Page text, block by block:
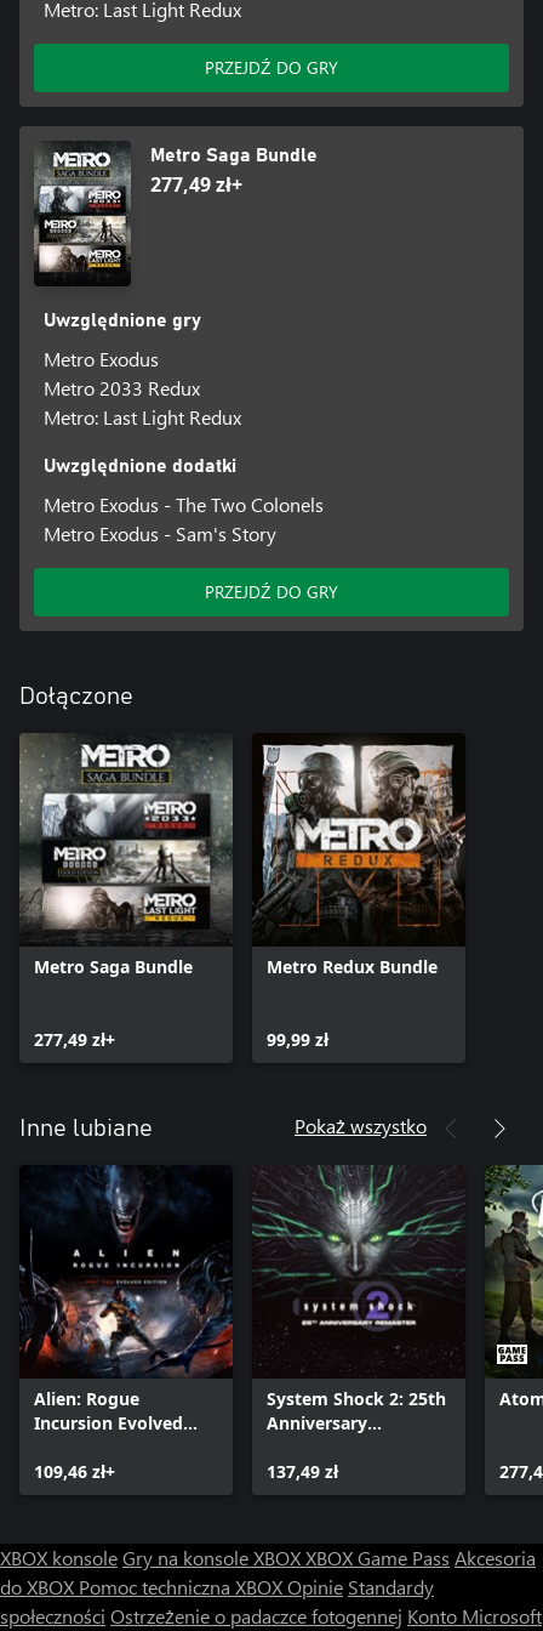
Metro: Last Light Redux
PRZEJDŹ DO GRY
Metro Saga Bundle
277,49 zł+
Uwzględnione gry
Metro Exodus
Metro 2033 Redux
Metro: Last Light Redux
Uwzględnione dodatki
Metro Exodus - The Two Colonels
Metro Exodus - Sam's Story
PRZEJDŹ DO GRY
Dołączone
Metro Saga Bundle
277,49 zł+
Metro Redux Bundle
99,99 zł
Inne lubiane Pokaż wszystko
Alien: Rogue
Incursion Evolved
109,46 zł+
System Shock 2: 25th
Anniversary
137,49 zł
XBOX konsoleGry na konsole XBOXXBOX Game Pass Akcesoria
do XBOX Pomoc techniczna XBOXOpinie Standardy
społeczności Ostrzeżenie o padaczce fotogennej Konto Microsoft